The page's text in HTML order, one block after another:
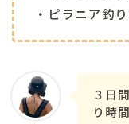
・ピラニア釣
３日
り時